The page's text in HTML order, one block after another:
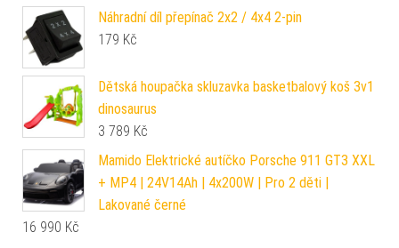
Náhradní díl přepínač 2x2 / 4x4 2-pin
179 Kč
Dětská houpačka skluzavka basketbalový koš 3v1
dinosaurus
3 789 Kč
Mamido Elektrické autíčko Porsche 911 GT3 XXL
+ MP4 | 24V14Ah | 4x200W | Pro 2 děti |
Lakované černé
16 990 Kč